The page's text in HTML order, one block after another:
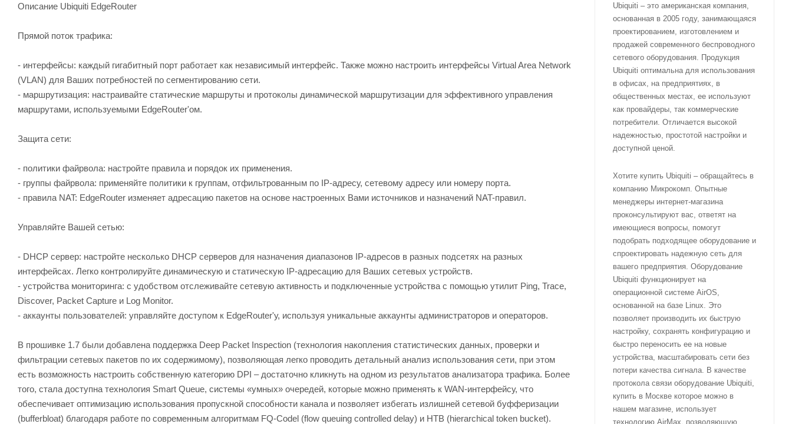
Описание Ubiquiti EdgeRouter
Прямой поток трафика:
- интерфейсы: каждый гигабитный порт работает как независимый интерфейс. Также можно настроить интерфейсы Virtual Area Network
(VLAN) для Ваших потребностей по сегментированию сети.
- маршрутизация: настраивайте статические маршруты и протоколы динамической маршрутизации для эффективного управления
маршрутами, используемыми EdgeRouter'ом.
Защита сети:
- политики файрвола: настройте правила и порядок их применения.
- группы файрвола: применяйте политики к группам, отфильтрованным по IP-адресу, сетевому адресу или номеру порта.
- правила NAT: EdgeRouter изменяет адресацию пакетов на основе настроенных Вами источников и назначений NAT-правил.
Управляйте Вашей сетью:
- DHCP сервер: настройте несколько DHCP серверов для назначения диапазонов IP-адресов в разных подсетях на разных
интерфейсах. Легко контролируйте динамическую и статическую IP-адресацию для Ваших сетевых устройств.
- устройства мониторинга: с удобством отслеживайте сетевую активность и подключенные устройства с помощью утилит Ping, Trace,
Discover, Packet Capture и Log Monitor.
- аккаунты пользователей: управляйте доступом к EdgeRouter'у, используя уникальные аккаунты администраторов и операторов.
В прошивке 1.7 были добавлена поддержка Deep Packet Inspection (технология накопления статистических данных, проверки и
фильтрации сетевых пакетов по их содержимому), позволяющая легко проводить детальный анализ использования сети, при этом
есть возможность настроить собственную категорию DPI – достаточно кликнуть на одном из результатов анализатора трафика. Более
того, стала доступна технология Smart Queue, системы «умных» очередей, которые можно применять к WAN-интерфейсу, что
обеспечивает оптимизацию использования пропускной способности канала и позволяет избегать излишней сетевой буфферизации
(bufferbloat) благодаря работе по современным алгоритмам FQ-Codel (flow queuing controlled delay) и HTB (hierarchical token bucket).
Ubiquiti – это американская компания,
основанная в 2005 году, занимающаяся
проектированием, изготовлением и
продажей современного беспроводного
сетевого оборудования. Продукция
Ubiquiti оптимальна для использования
в офисах, на предприятиях, в
общественных местах, ее используют
как провайдеры, так коммерческие
потребители. Отличается высокой
надежностью, простотой настройки и
доступной ценой.
Хотите купить Ubiquiti – обращайтесь в
компанию Микрокомп. Опытные
менеджеры интернет-магазина
проконсультируют вас, ответят на
имеющиеся вопросы, помогут
подобрать подходящее оборудование и
спроектировать надежную сеть для
вашего предприятия. Оборудование
Ubiquiti функционирует на
операционной системе AirOS,
основанной на базе Linux. Это
позволяет производить их быструю
настройку, сохранять конфигурацию и
быстро переносить ее на новые
устройства, масштабировать сети без
потери качества сигнала. В качестве
протокола связи оборудование Ubiquiti,
купить в Москве которое можно в
нашем магазине, использует
технологию AirMax, позволяющую